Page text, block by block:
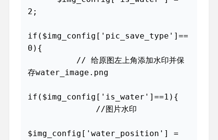
2;
if($img_config['pic_save_type']==
0){
存water_image.png
if($img_config['is_water']==1){
$img_config['water_position'] =